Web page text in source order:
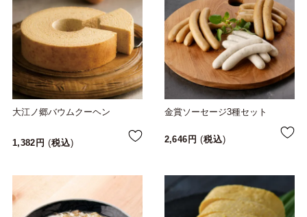
大江ノ郷バウムクーヘン
1,382 税込
金賞ソーセージ3種セット
2,646 税込